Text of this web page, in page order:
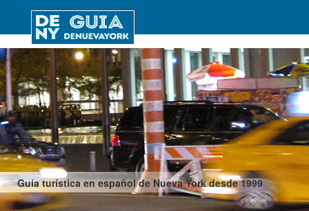
Guía turística en español de Nueva York desde 1999